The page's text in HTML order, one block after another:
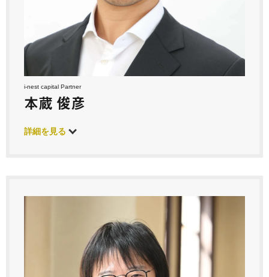
i-nest capital Partner
本蔵 俊彦
詳細を見る